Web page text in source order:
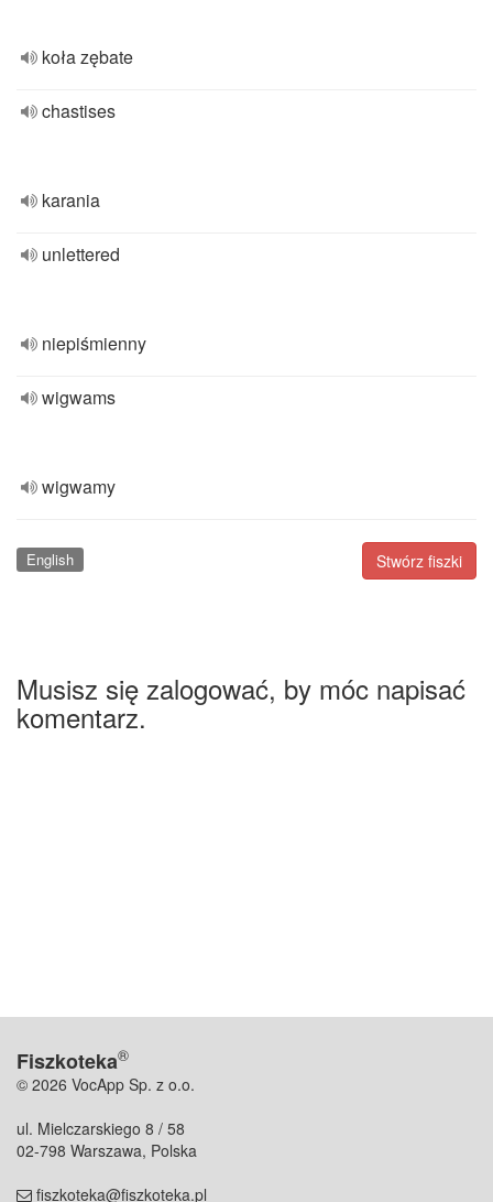
koła zębate
chastises
karania
unlettered
niepiśmienny
wigwams
wigwamy
Stwórz fiszki
English
Musisz się zalogować, by móc napisać
komentarz.
Fiszkoteka®
© 2026 VocApp Sp. z o.o.
ul. Mielczarskiego 8 / 58
02-798 Warszawa, Polska
fiszkoteka@fiszkoteka.pl